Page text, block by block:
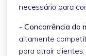
necessário para
- Concorrência do
altamente
para atrair